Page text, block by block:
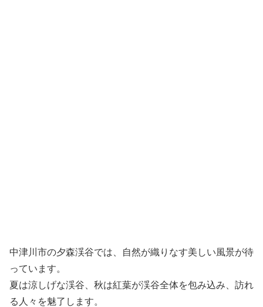
中津川市の夕森渓谷では、自然が織りなす美しい風景が待
っています。
夏は涼しげな渓谷、秋は紅葉が渓谷全体を包み込み、訪れ
る人々を魅了します。